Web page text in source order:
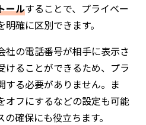
ールすることで、プライベー
確に区別できます。
社の電話番号が相手に表示さ
けることができるため、プラ
する必要がありません。ま
オフにするなどの設定も可能
確保にも役立ちます。